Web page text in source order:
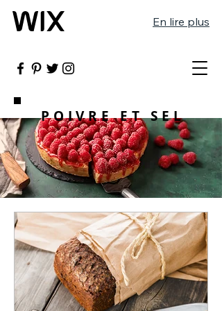
En lire plus